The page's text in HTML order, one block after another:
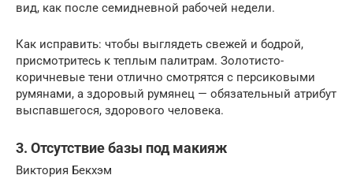
вид, как после семидневной рабочей недели.
Как исправить: чтобы выглядеть свежей и бодрой,
присмотритесь к теплым палитрам. Золотисто-
коричневые тени отлично смотрятся с персиковыми
румянами, а здоровый румянец — обязательный атрибут
выспавшегося, здорового человека.
3. Отсутствие базы под макияж
Виктория Бекхэм